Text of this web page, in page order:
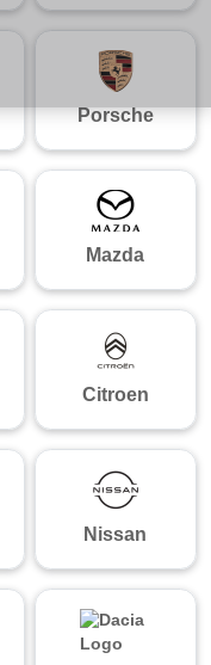
Porsche
Mazda
Citroen
Nissan